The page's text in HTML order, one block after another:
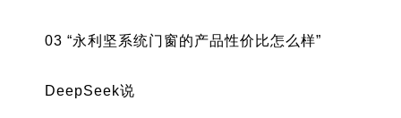
03 “永利坚系统门窗的产品性价比怎么样”
DeepSeek说